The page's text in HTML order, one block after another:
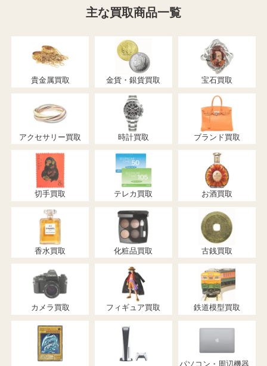
主な買取商品一覧
貴金属買取 金貨・銀貨買取 宝石買取
アクセサリー買取 時計買取 ブランド買取
切手買取 テレカ買取 お酒買取
香水買取 化粧品買取 古銭買取
カメラ買取 フィギュア買取 鉄道模型買取
パソコン・周辺機器